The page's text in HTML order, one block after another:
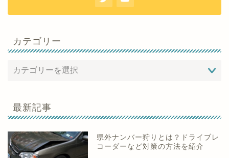
カテゴリー
最新記事
県外ナンバー狩りとは？ドライブレ
コーダーなど対策の方法を紹介